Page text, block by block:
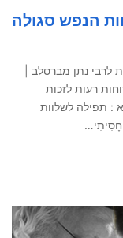
הנפש סגולה
לרבי נתן מברסלב |
רעות לזכות
: תפילה לשלוות